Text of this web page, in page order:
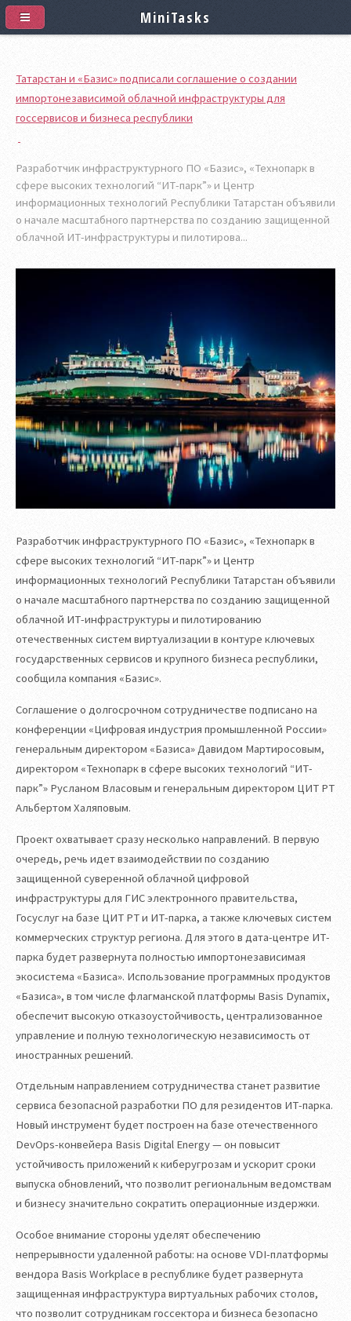
Татарстан и «Базис» подписали соглашение о создании
импортонезависимой облачной инфраструктуры для
госсервисов и бизнеса республики
Разработчик инфраструктурного ПО «Базис», «Технопарк в
сфере высоких технологий “ИТ-парк”» и Центр
информационных технологий Республики Татарстан объявили
о начале масштабного партнерства по созданию защищенной
облачной ИТ-инфраструктуры и пилотирова...
Разработчик инфраструктурного ПО «Базис», «Технопарк в
сфере высоких технологий “ИТ-парк”» и Центр
информационных технологий Республики Татарстан объявили
о начале масштабного партнерства по созданию защищенной
облачной ИТ-инфраструктуры и пилотированию
отечественных систем виртуализации в контуре ключевых
государственных сервисов и крупного бизнеса республики,
сообщила компания «Базис».
Соглашение о долгосрочном сотрудничестве подписано на
конференции «Цифровая индустрия промышленной России»
генеральным директором «Базиса» Давидом Мартиросовым,
директором «Технопарк в сфере высоких технологий “ИТ-
парк”» Русланом Власовым и генеральным директором ЦИТ РТ
Альбертом Халяповым.
Проект охватывает сразу несколько направлений. В первую
очередь, речь идет взаимодействии по созданию
защищенной суверенной облачной цифровой
инфраструктуры для ГИС электронного правительства,
Госуслуг на базе ЦИТ РТ и ИТ-парка, а также ключевых систем
коммерческих структур региона. Для этого в дата-центре ИТ-
парка будет развернута полностью импортонезависимая
экосистема «Базиса». Использование программных продуктов
«Базиса», в том числе флагманской платформы Basis Dynamix,
обеспечит высокую отказоустойчивость, централизованное
управление и полную технологическую независимость от
иностранных решений.
Отдельным направлением сотрудничества станет развитие
сервиса безопасной разработки ПО для резидентов ИТ-парка.
Новый инструмент будет построен на базе отечественного
DevOps-конвейера Basis Digital Energy — он повысит
устойчивость приложений к киберугрозам и ускорит сроки
выпуска обновлений, что позволит региональным ведомствам
и бизнесу значительно сократить операционные издержки.
Особое внимание стороны уделят обеспечению
непрерывности удаленной работы: на основе VDI-платформы
вендора Basis Workplace в республике будет развернута
защищенная инфраструктура виртуальных рабочих столов,
что позволит сотрудникам госсектора и бизнеса безопасно
MiniTasks